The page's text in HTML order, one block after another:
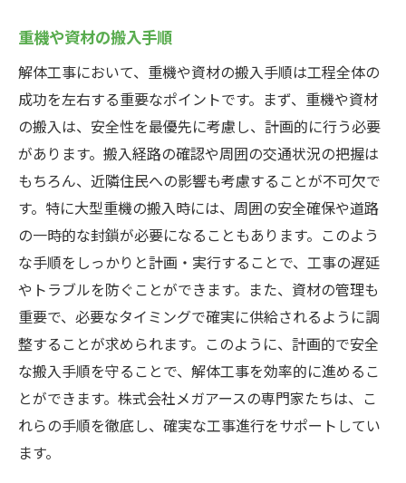
重機や資材の搬入手順
解体工事において、重機や資材の搬入手順は工程全体の
成功を左右する重要なポイントです。まず、重機や資材
の搬入は、安全性を最優先に考慮し、計画的に行う必要
があります。搬入経路の確認や周囲の交通状況の把握は
もちろん、近隣住民への影響も考慮することが不可欠で
す。特に大型重機の搬入時には、周囲の安全確保や道路
の一時的な封鎖が必要になることもあります。このよう
な手順をしっかりと計画・実行することで、工事の遅延
やトラブルを防ぐことができます。また、資材の管理も
重要で、必要なタイミングで確実に供給されるように調
整することが求められます。このように、計画的で安全
な搬入手順を守ることで、解体工事を効率的に進めるこ
とができます。株式会社メガアースの専門家たちは、こ
れらの手順を徹底し、確実な工事進行をサポートしてい
ます。